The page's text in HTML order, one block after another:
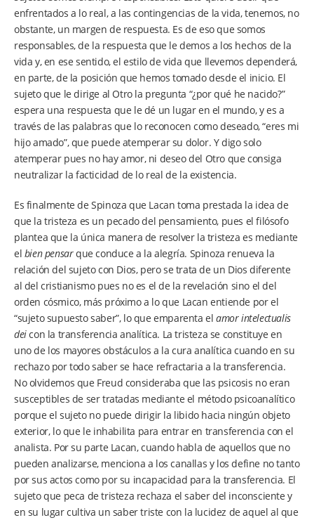
enfrentados a lo real, a las contingencias de la vida, tenemos, no
obstante, un margen de respuesta. Es de eso que somos
responsables, de la respuesta que le demos a los hechos de la
vida y, en ese sentido, el estilo de vida que llevemos dependerá,
en parte, de la posición que hemos tomado desde el inicio. El
sujeto que le dirige al Otro la pregunta “¿por qué he nacido?”
espera una respuesta que le dé un lugar en el mundo, y es a
través de las palabras que lo reconocen como deseado, “eres mi
hijo amado”, que puede atemperar su dolor. Y digo solo
atemperar pues no hay amor, ni deseo del Otro que consiga
neutralizar la facticidad de lo real de la existencia.
Es finalmente de Spinoza que Lacan toma prestada la idea de
que la tristeza es un pecado del pensamiento, pues el filósofo
plantea que la única manera de resolver la tristeza es mediante
el bien pensarque conduce a la alegría. Spinoza renueva la
relación del sujeto con Dios, pero se trata de un Dios diferente
al del cristianismo pues no es el de la revelación sino el del
orden cósmico, más próximo a lo que Lacan entiende por el
“sujeto supuesto saber”, lo que emparenta elamor intelectualis
deicon la transferencia analítica. La tristeza se constituye en
uno de los mayores obstáculos a la cura analítica cuando en su
rechazo por todo saber se hace refractaria a la transferencia.
No olvidemos que Freud consideraba que las psicosis no eran
susceptibles de ser tratadas mediante el método psicoanalítico
porque el sujeto no puede dirigir la libido hacia ningún objeto
exterior, lo que le inhabilita para entrar en transferencia con el
analista. Por su parte Lacan, cuando habla de aquellos que no
pueden analizarse, menciona a los canallas y los define no tanto
por sus actos como por su incapacidad para la transferencia. El
sujeto que peca de tristeza rechaza el saber del inconsciente y
en su lugar cultiva un saber triste con la lucidez de aquel al que